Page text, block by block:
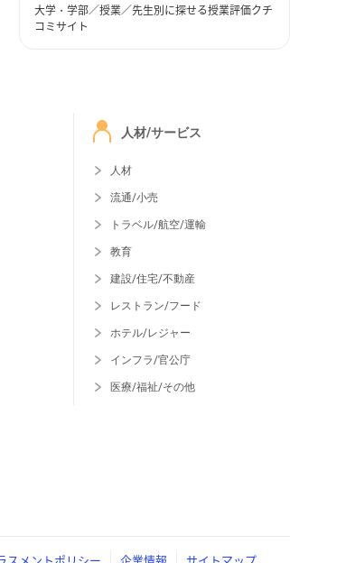
大学・学部／授業／先生別に探せる授業評価クチ
コミサイト
人材/サービス
人材
流通/小売
トラベル/航空/運輸
教育
建設/住宅/不動産
レストラン/フード
ホテル/レジャー
インフラ/官公庁
医療/福祉/その他